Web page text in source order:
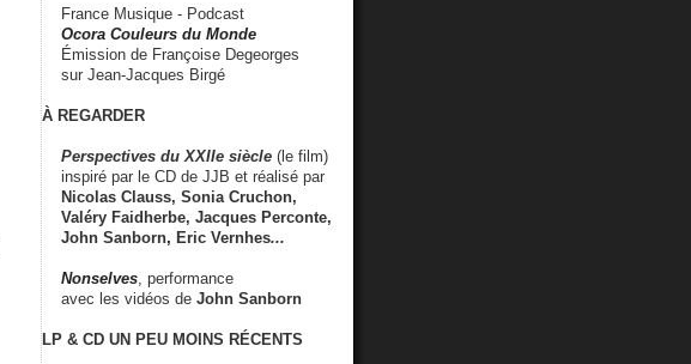
France Musique - Podcast
Ocora Couleurs du Monde
Émission de Françoise Degeorges
sur Jean-Jacques Birgé
À REGARDER
Perspectives du XXIIe siècle (le film)
inspiré par le CD de JJB et réalisé par
Nicolas Clauss, Sonia Cruchon,
Valéry Faidherbe, Jacques Perconte,
John Sanborn, Eric Vernhes...
Nonselves , performance
avec les vidéos de John Sanborn
LP & CD UN PEU MOINS RÉCENTS